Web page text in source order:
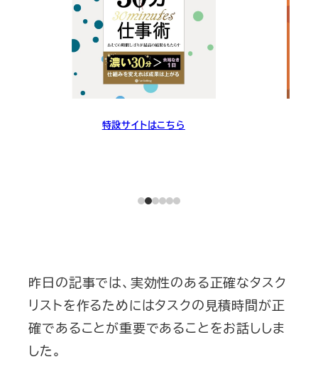
特設サイトはこちら
昨日の記事では、実効性のある正確なタスク
リストを作るためにはタスクの見積時間が正
確であることが重要であることをお話ししま
した。